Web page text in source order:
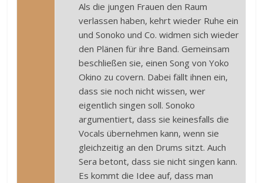
Als die jungen Frauen den Raum
verlassen haben, kehrt wieder Ruhe ein
und Sonoko und Co. widmen sich wieder
den Plänen für ihre Band. Gemeinsam
beschließen sie, einen Song von Yoko
Okino zu covern. Dabei fällt ihnen ein,
dass sie noch nicht wissen, wer
eigentlich singen soll. Sonoko
argumentiert, dass sie keinesfalls die
Vocals übernehmen kann, wenn sie
gleichzeitig an den Drums sitzt. Auch
Sera betont, dass sie nicht singen kann.
Es kommt die Idee auf, dass man